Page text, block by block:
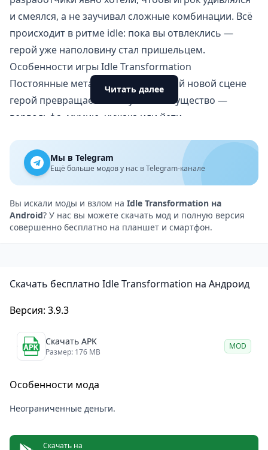
и смеялся, а не заучивал сложные комбинации. Всё
происходит в ритме idle: пока вы отвлеклись —
герой уже наполовину стал пришельцем.
Особенности игры Idle Transformation
Постоянные метаморфозы: в каждой новой сцене
герой превращается в случайное существо —
вервольфа, мумию, чужака или йети.
предупреждают — результат не всегда то, чего
ждёшь, и это превращает процесс в увлекательную
лотерею.
Множество форм: от вполне реальных монстров до
вымышленных гибридов — коллекционировать
облики интересно даже тем, кто обычно не
кликать — достаточно иногда тапать для ускорения,
Уникальность на фоне аналогов: большинство
кликеров зациклены на цифрах и прогрессии, здесь
же главная ценность — визуальные изменения и
Игровой процесс и сложность
Стартуете вы с обычного человека, но через пару
стадии: сначала меняется цвет кожи, потом морда,
Читать далее
Мы в Telegram
Ещё больше модов у нас в Telegram-канале
Вы искали моды и взлом на Idle Transformation на
Android? У нас вы можете скачать мод и полную версия
совершенно бесплатно на планшет и смартфон.
Скачать бесплатно Idle Transformation на Андроид
Версия: 3.9.3
Скачать APK
Размер: 176 MB
MOD
Особенности мода
Неограниченные деньги.
Скачать на